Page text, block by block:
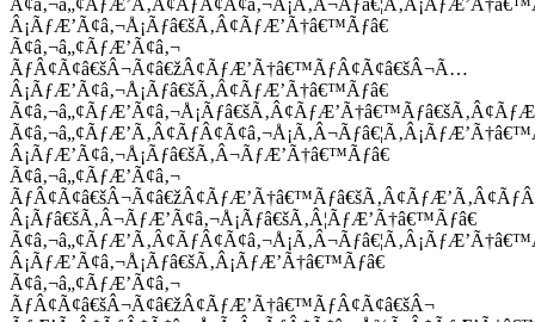
Â¡ÃƒÆ’Ã¢â‚¬Å¡Ãƒâ€šÃ‚Â¢ÃƒÆ’Ã†â€™Ãƒâ€
Ã¢â‚¬â„¢ÃƒÆ’Ã¢â‚¬
ÃƒÂ¢Ã¢â€šÂ¬Ã¢â€žÂ¢ÃƒÆ’Ã†â€™ÃƒÂ¢Ã¢â€šÂ¬Ã…
Â¡ÃƒÆ’Ã¢â‚¬Å¡Ãƒâ€šÃ‚Â¢ÃƒÆ’Ã†â€™Ãƒâ€
Â¡ÃƒÆ’Ã¢â‚¬Å¡Ãƒâ€šÃ‚Â¬ÃƒÆ’Ã†â€™Ãƒâ€
Ã¢â‚¬â„¢ÃƒÆ’Ã¢â‚¬
Â¡Ãƒâ€šÃ‚Â¬ÃƒÆ’Ã¢â‚¬Å¡Ãƒâ€šÃ‚Â¦ÃƒÆ’Ã†â€™Ãƒâ€
Â¡ÃƒÆ’Ã¢â‚¬Å¡Ãƒâ€šÃ‚Â¡ÃƒÆ’Ã†â€™Ãƒâ€
Ã¢â‚¬â„¢ÃƒÆ’Ã¢â‚¬
ÃƒÂ¢Ã¢â€šÂ¬Ã¢â€žÂ¢ÃƒÆ’Ã†â€™ÃƒÂ¢Ã¢â€šÂ¬